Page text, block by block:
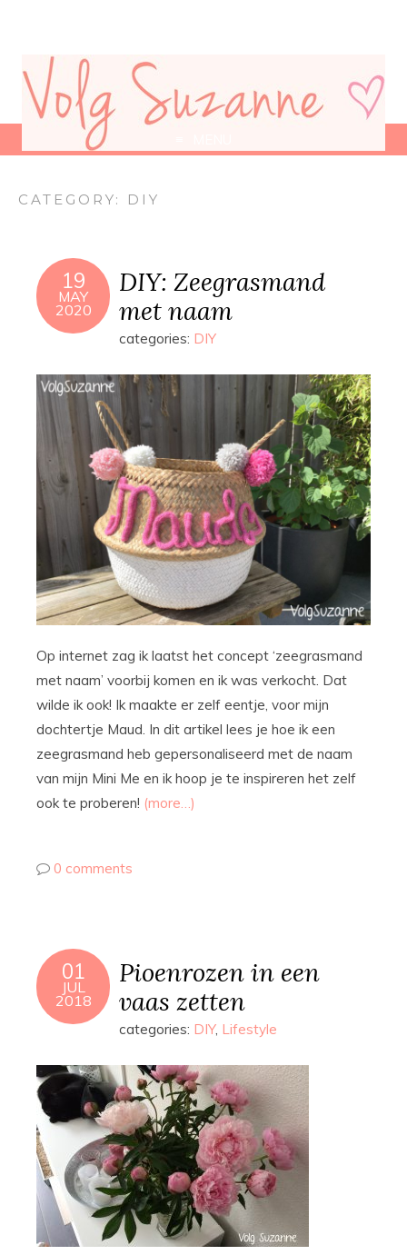
CATEGORY: DIY
19
MAY
2020
DIY: Zeegrasmand
met naam
categories: DIY
Op internet zag ik laatst het concept ‘zeegrasmand
met naam’ voorbij komen en ik was verkocht. Dat
wilde ik ook! Ik maakte er zelf eentje, voor mijn
dochtertje Maud. In dit artikel lees je hoe ik een
zeegrasmand heb gepersonaliseerd met de naam
van mijn Mini Me en ik hoop je te inspireren het zelf
ook te proberen! (more…)
0 comments
01
JUL
2018
Pioenrozen in een
vaas zetten
categories: DIY, Lifestyle